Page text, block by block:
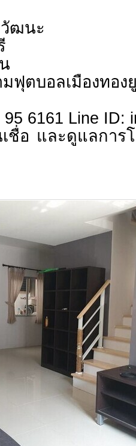
ฒนะ
ฟุตบอลเมืองทอง
6161 Line ID:
ชื่อ และดูแลกา